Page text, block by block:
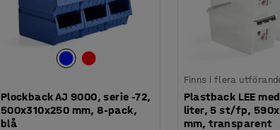
Plockback AJ 9000, serie -72,
500x310x250 mm, 8-pack,
blå
Finns i flera
Plastback LEE
liter, 5 st/fp,
mm, transparent